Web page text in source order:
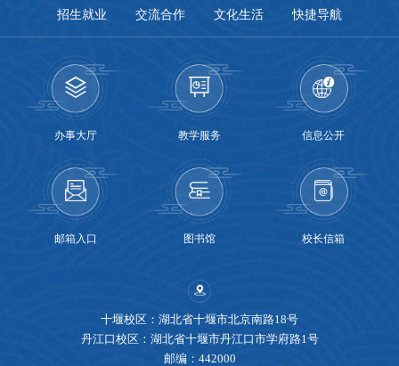
招生就业
交流合作 文化生活 快捷导航
办事大厅 教学服务 信息公开
邮箱入口 图书馆 校长信箱
十堰校区：湖北省十堰市北京南路18号
丹江口校区：湖北省十堰市丹江口市学府路1号
邮编：442000